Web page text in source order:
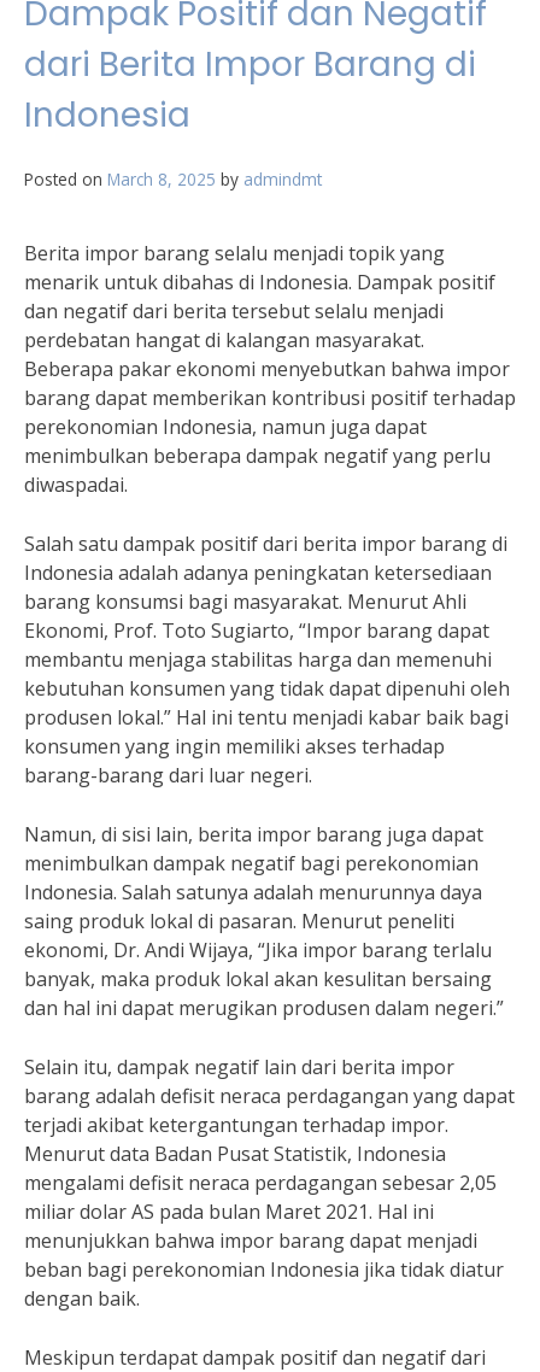
Dampak Positif dan Negatif
dari Berita Impor Barang di
Indonesia
Posted on March 8, 2025 by admindmt
Berita impor barang selalu menjadi topik yang
menarik untuk dibahas di Indonesia. Dampak positif
dan negatif dari berita tersebut selalu menjadi
perdebatan hangat di kalangan masyarakat.
Beberapa pakar ekonomi menyebutkan bahwa impor
barang dapat memberikan kontribusi positif terhadap
perekonomian Indonesia, namun juga dapat
menimbulkan beberapa dampak negatif yang perlu
diwaspadai.
Salah satu dampak positif dari berita impor barang di
Indonesia adalah adanya peningkatan ketersediaan
barang konsumsi bagi masyarakat. Menurut Ahli
Ekonomi, Prof. Toto Sugiarto, “Impor barang dapat
membantu menjaga stabilitas harga dan memenuhi
kebutuhan konsumen yang tidak dapat dipenuhi oleh
produsen lokal.” Hal ini tentu menjadi kabar baik bagi
konsumen yang ingin memiliki akses terhadap
barang-barang dari luar negeri.
Namun, di sisi lain, berita impor barang juga dapat
menimbulkan dampak negatif bagi perekonomian
Indonesia. Salah satunya adalah menurunnya daya
saing produk lokal di pasaran. Menurut peneliti
ekonomi, Dr. Andi Wijaya, “Jika impor barang terlalu
banyak, maka produk lokal akan kesulitan bersaing
dan hal ini dapat merugikan produsen dalam negeri.”
Selain itu, dampak negatif lain dari berita impor
barang adalah defisit neraca perdagangan yang dapat
terjadi akibat ketergantungan terhadap impor.
Menurut data Badan Pusat Statistik, Indonesia
mengalami defisit neraca perdagangan sebesar 2,05
miliar dolar AS pada bulan Maret 2021. Hal ini
menunjukkan bahwa impor barang dapat menjadi
beban bagi perekonomian Indonesia jika tidak diatur
dengan baik.
Meskipun terdapat dampak positif dan negatif dari